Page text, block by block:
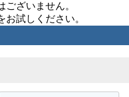
ございません。
試しください。